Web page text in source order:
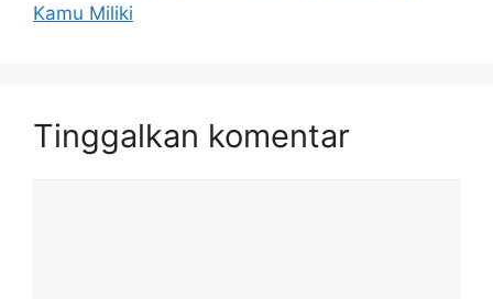
Kamu Miliki
Tinggalkan komentar